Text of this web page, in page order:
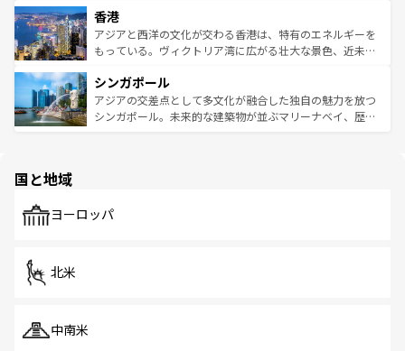
とつ。フォーやバインミー、ベトナムコーヒーなどは、ぜ
ひ現地で味わいたい。どの地域を訪れてもあたたかい人々
が旅行者を迎えてくれるので、きっと忘れられない旅にな
参照してほしい。
の活気が交差している。北部ではチェンマイなどの山岳地
帯で自然と触れ合い、南部ではプーケットやクラビの美し
いビーチでリゾート気分を楽しむことができる。タイ料理
激する。気候は一年中温暖で、どの季節にも異なる楽しみ
が待っている。親しみやすいタイの人々、仏教を中心とし
た文化、そして多様な観光資源が、訪れる旅人を魅了し続
香港
アジアと西洋の文化が交わる香港は、特有のエネルギーを
もっている。ヴィクトリア湾に広がる壮大な景色、近未来
み、どこを訪れても感動するはず。観光スポットが密集し
ており、効率よく見どころを回れるのも魅力。息をのむよ
うな絶景から文化的な体験まで、香港を存分に楽しみ尽く
シンガポール
アジアの交差点として多文化が融合した独自の魅力を放つ
シンガポール。未来的な建築物が並ぶマリーナベイ、歴史
で、ホーカーズは地元の風情を楽しめる外せないスポット
国と地域
ヨーロッパ
北米
中南米